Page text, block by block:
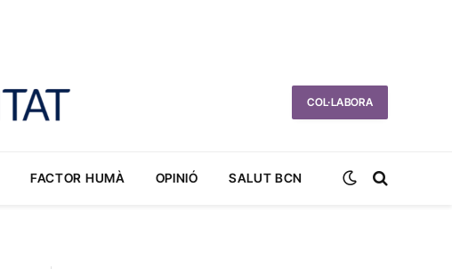
COL·LABORA
FACTOR HUMÀ OPINIÓ SALUT BCN